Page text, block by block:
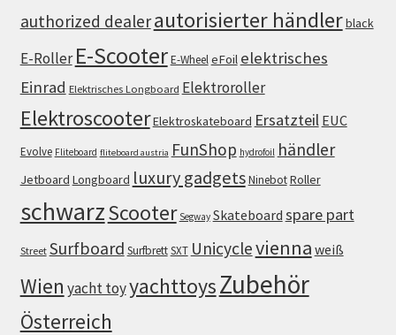
authorized dealerautorisierter händlerblack
E-Roller E-ScooterE-WheeleFoil elektrisches
Einrad Elektrisches Longboard Elektroroller
ElektroscooterElektroskateboard Ersatzteil EUC
Evolve Fliteboard fliteboard austria FunShop hydrofoil händler
Jetboard Longboard luxury gadgetsNinebotRoller
schwarzScooter Segway Skateboard spare part
Street Surfboard SurfbrettSXT Unicyclevienna weiß
Wien yacht toyyachttoysZubehör
Österreich